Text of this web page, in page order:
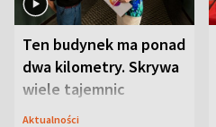
Ten budynek ma ponad
dwa kilometry. Skrywa
wiele tajemnic
Aktualności